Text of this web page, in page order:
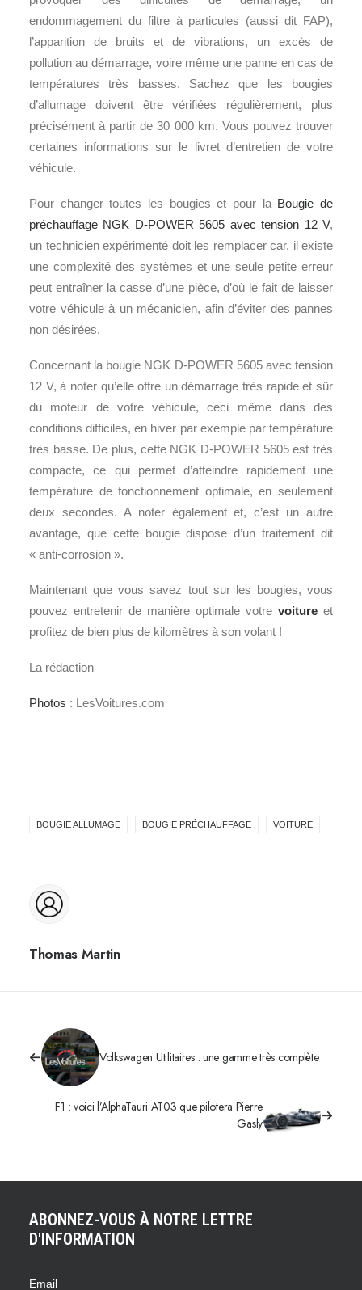
endommagement du filtre à particules (aussi dit FAP),
l’apparition de bruits et de vibrations, un excès de
pollution au démarrage, voire même une panne en cas de
températures très basses. Sachez que les bougies
d’allumage doivent être vérifiées régulièrement, plus
précisément à partir de 30 000 km. Vous pouvez trouver
certaines informations sur le livret d’entretien de votre
véhicule.
Pour changer toutes les bougies et pour la Bougie de
préchauffage NGK D-POWER 5605 avec tension 12 V,
un technicien expérimenté doit les remplacer car, il existe
une complexité des systèmes et une seule petite erreur
peut entraîner la casse d’une pièce, d’où le fait de laisser
votre véhicule à un mécanicien, afin d’éviter des pannes
non désirées.
Concernant la bougie NGK D-POWER 5605 avec tension
12 V, à noter qu’elle offre un démarrage très rapide et sûr
du moteur de votre véhicule, ceci même dans des
conditions difficiles, en hiver par exemple par température
très basse. De plus, cette NGK D-POWER 5605 est très
compacte, ce qui permet d’atteindre rapidement une
température de fonctionnement optimale, en seulement
deux secondes. A noter également et, c’est un autre
avantage, que cette bougie dispose d’un traitement dit
« anti-corrosion ».
Maintenant que vous savez tout sur les bougies, vous
pouvez entretenir de manière optimale votre voiture et
profitez de bien plus de kilomètres à son volant !
La rédaction
Photos : LesVoitures.com
BOUGIE ALLUMAGE BOUGIE PRÉCHAUFFAGE VOITURE
Thomas Martin
Volkswagen Utilitaires : une gamme très complète
F1 : voici l’AlphaTauri AT03 que pilotera Pierre
Gasly
ABONNEZ-VOUS À NOTRE LETTRE
D'INFORMATION
Email